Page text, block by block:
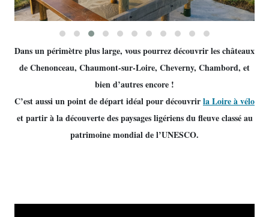
Dans un périmètre plus large, vous pourrez découvrir les châteaux
de Chenonceau, Chaumont-sur-Loire, Cheverny, Chambord, et
bien d’autres encore !
C’est aussi un point de départ idéal pour découvrirla Loire à vélo
et partir à la découverte des paysages ligériens du fleuve classé au
patrimoine mondial de l’UNESCO.